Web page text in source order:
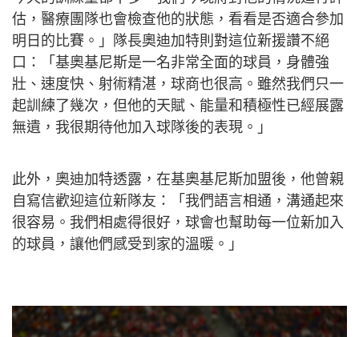
估，醫療團隊也會檢查他的狀態，看看是否適合參加
明日的比賽。」隊長奧迪加特則對這位新援讚不絕
口：「基奧基尼斯是一名非常全面的球員，身體強
壯、速度快、射術精湛，球商也很高。雖然我們只一
起訓練了幾次，但他的天賦、能量和積極性已經展露
無遺，我很期待他加入球隊後的表現。」
此外，奧迪加特透露，在基奧基尼斯加盟後，他曾親
自寫信歡迎這位新隊友：「我們語言相通，溝通起來
很容易。我們相處得很好，球會也幫助每一位新加入
的球員，讓他們感受到家的溫暖。」